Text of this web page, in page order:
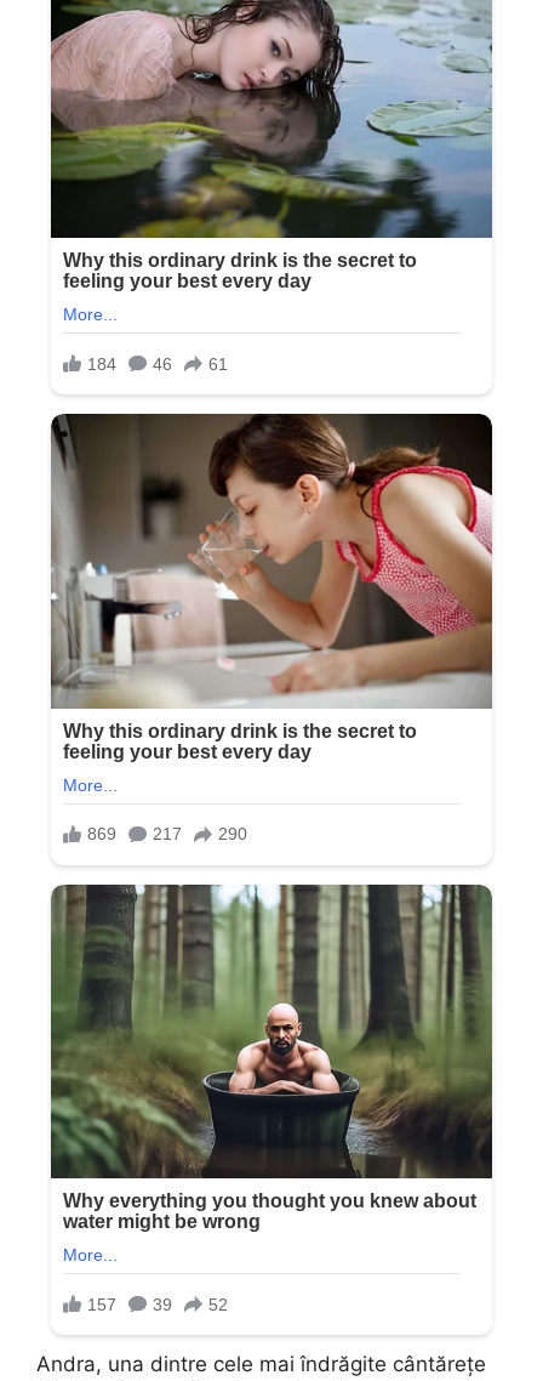
Andra, una dintre cele mai îndrăgite cântărețe